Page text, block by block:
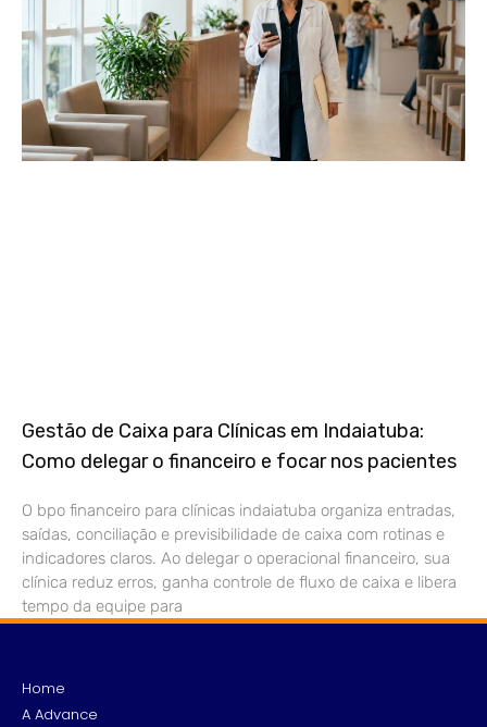
Gestão de Caixa para Clínicas em Indaiatuba:
Como delegar o financeiro e focar nos pacientes
O bpo financeiro para clínicas indaiatuba organiza entradas,
saídas, conciliação e previsibilidade de caixa com rotinas e
indicadores claros. Ao delegar o operacional financeiro, sua
clínica reduz erros, ganha controle de fluxo de caixa e libera
tempo da equipe para
Home
A Advance